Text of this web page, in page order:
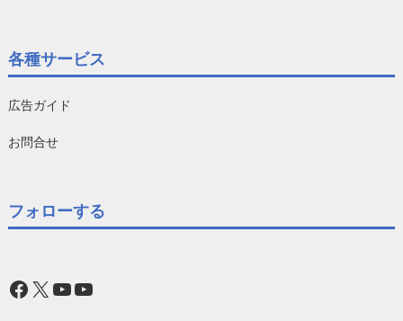
各種サービス
広告ガイド
お問合せ
フォローする
Facebook
X YouTube
YouTube